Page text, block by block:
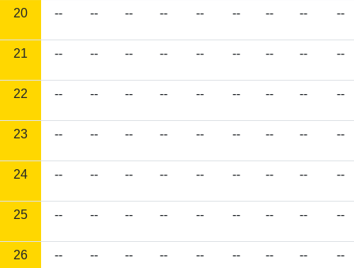
20 -- -- -- -- -- -- -- -- --
21 -- -- -- -- -- -- -- -- --
22 -- -- -- -- -- -- -- -- --
23 -- -- -- -- -- -- -- -- --
24 -- -- -- -- -- -- -- -- --
25 -- -- -- -- -- -- -- -- --
26 -- -- -- -- -- -- -- -- --